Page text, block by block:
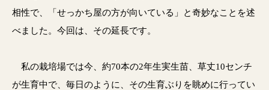
相性で、「せっかち屋の方が向いている」と奇妙なことを述
べました。今回は、その延長です。
私の栽培場では今、約70本の2年生実生苗、草丈10センチ
が生育中で、毎日のように、その生育ぶりを眺めに行ってい